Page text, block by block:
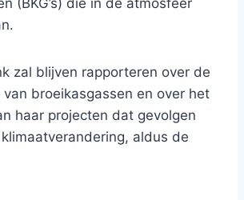
(BKG’s) die in de atmosfeer
zal blijven rapporteren over de
broeikasgassen en over het
haar projecten dat gevolgen
aldus de